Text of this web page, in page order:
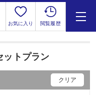
お気に入り 閲覧履歴
ットプラン
クリア